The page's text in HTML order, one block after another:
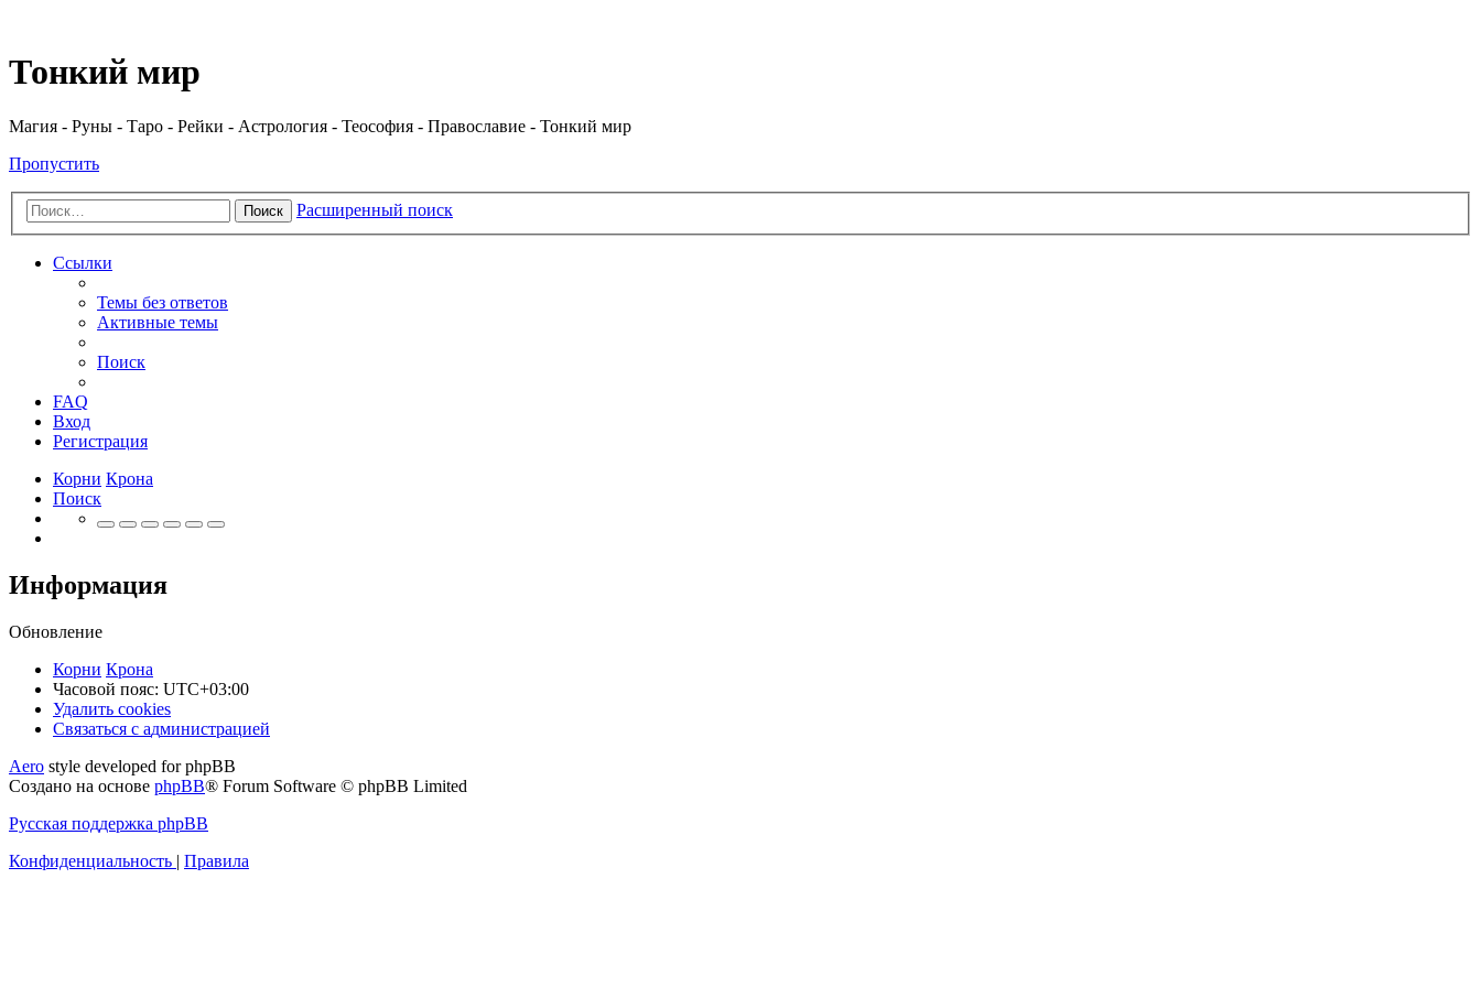
Тонкий мир
Магия - Руны - Таро - Рейки - Астрология - Теософия - Православие - Тонкий мир
Пропустить
Поиск Расширенный поиск
Ссылки
Темы без ответов
Активные темы
Поиск
FAQ
Вход
Регистрация
Корни Крона
Поиск
Информация
Обновление
Корни Крона
Часовой пояс: UTC+03:00
Удалить cookies
Связаться
администрацией
Связаться с администрацией
Aero style developed for phpBB
Создано на основе phpBB® Forum Software © phpBB Limited
Русская поддержка phpBB
Конфиденциальность | Правила